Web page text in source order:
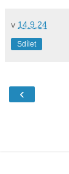
v 14.9.24
Sdílet
‹